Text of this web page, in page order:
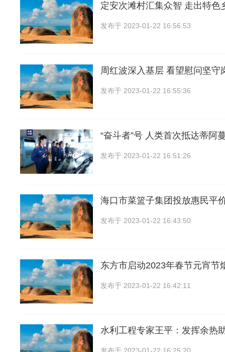
定安次滩村汇集众智 走出特色
发布于 2023-01-22 16:56:53
周红波深入基层 看望慰问坚守
发布于 2023-01-22 16:55:36
“奋斗者”号 人类首次抵达蒂阿
发布于 2023-01-22 16:51:26
海口市菜篮子集团投放惠民平
发布于 2023-01-22 16:43:50
东方市启动2023年春节元宵节
发布于 2023-01-22 16:42:11
水利工程专家王平：发挥余热